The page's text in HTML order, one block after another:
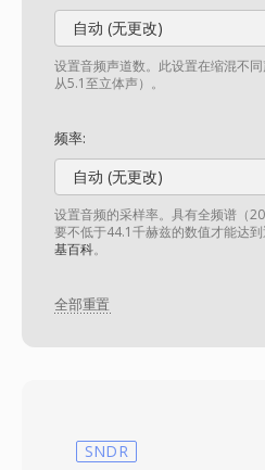
自动 (无更改)
设置音频声道数。此设置在缩混不
从5.1至立体声）。
频率:
自动 (无更改)
设置音频的采样率。具有全频谱（
要不低于44.1千赫兹的数值才能达
基百科。
全部重置
SNDR